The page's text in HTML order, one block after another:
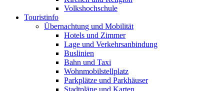
Volkshochschule
Touristinfo
Übernachtung und Mobilität
Hotels und Zimmer
Lage und Verkehrsanbindung
Buslinien
Bahn und Taxi
Wohnmobilstellplatz
Parkplätze und Parkhäuser
Stadtpläne und Karten